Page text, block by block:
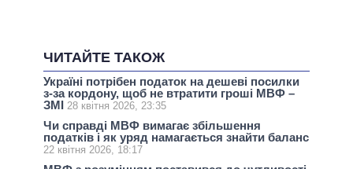
ЧИТАЙТЕ ТАКОЖ
Україні потрібен податок на дешеві посилки
з-за кордону, щоб не втратити гроші МВФ –
ЗМІ 28 квітня 2026, 23:35
Чи справді МВФ вимагає збільшення
податків і як уряд намагається знайти баланс
22 квітня 2026, 18:17